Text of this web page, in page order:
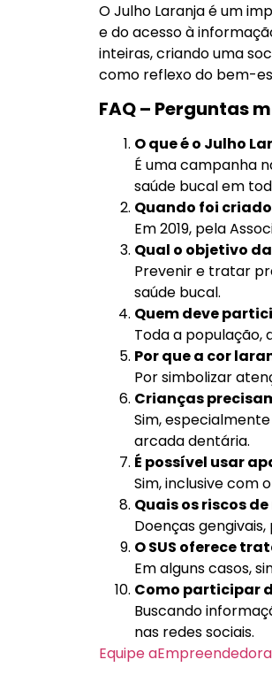
O Julho Laranja é um
e do acesso à
inteiras, criando uma
como reflexo do bem-
FAQ – Perguntas
O que é o Julho
É uma campanha
saúde bucal em
Quando foi
Em 2019, pela
Qual o objetivo
Prevenir e tratar
saúde bucal.
Quem deve
Toda a população,
Por que a cor
Por simbolizar
Crianças
Sim,
arcada dentária.
É possível usar
Sim, inclusive com
Quais os riscos
Doenças
O SUS oferece
Em alguns casos,
Como participar
Buscando
nas redes sociais.
Equipe aEmpreendedora